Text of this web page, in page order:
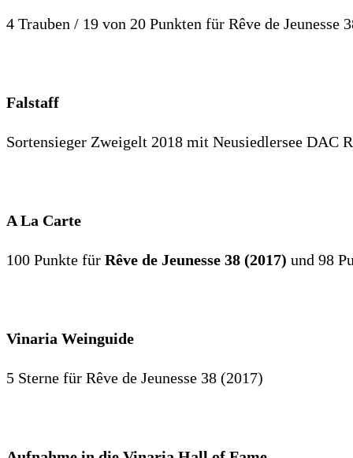
4 Trauben / 19 von 20 Punkten für Rêve de Jeunesse
Falstaff
Sortensieger Zweigelt 2018 mit Neusiedlersee DAC
A La Carte
100 Punkte für Rêve de Jeunesse 38 (2017) und 98
Vinaria Weinguide
5 Sterne für Rêve de Jeunesse 38 (2017)